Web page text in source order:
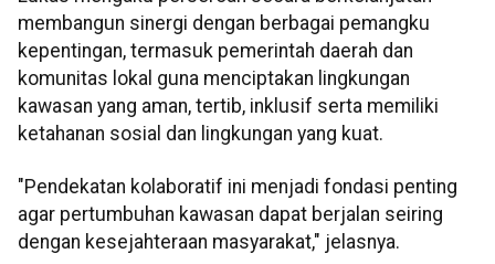
membangun sinergi dengan berbagai pemangku
kepentingan, termasuk pemerintah daerah dan
komunitas lokal guna menciptakan lingkungan
kawasan yang aman, tertib, inklusif serta memiliki
ketahanan sosial dan lingkungan yang kuat.
"Pendekatan kolaboratif ini menjadi fondasi penting
agar pertumbuhan kawasan dapat berjalan seiring
dengan kesejahteraan masyarakat," jelasnya.